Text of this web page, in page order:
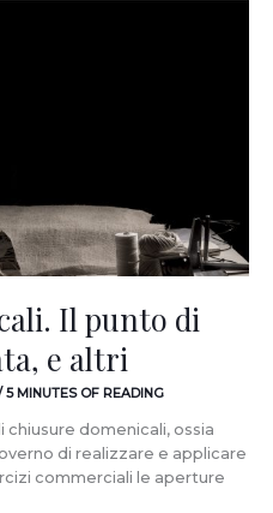
Il punto di
e altri
5 MINUTES OF READING
chiusure domenicali, ossia
di realizzare e applicare
commerciali le aperture